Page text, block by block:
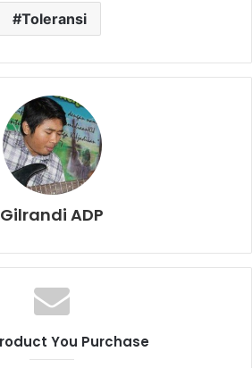
Toleransi
Gilrandi ADP
You Purchase